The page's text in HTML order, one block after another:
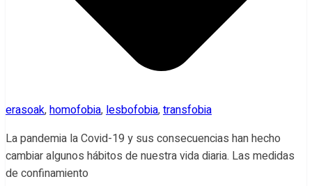
erasoak,homofobia,lesbofobia,transfobia
La pandemia la Covid-19 y sus consecuencias han hecho
cambiar algunos hábitos de nuestra vida diaria. Las medidas
de confinamiento